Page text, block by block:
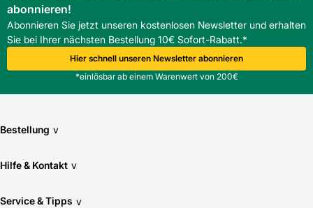
abonnieren!
Abonnieren Sie jetzt unseren kostenlosen Newsletter und erhalten
Sie bei Ihrer nächsten Bestellung 10€ Sofort-Rabatt.*
Hier schnell unseren Newsletter abonnieren
*einlösbar ab einem Warenwert von 200€
Bestellung v
Hilfe & Kontakt v
Service & Tipps v